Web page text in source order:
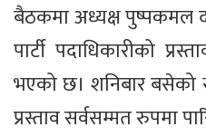
बैठकमा अध्यक्ष पुष्पकमल
पार्टी पदाधिकारीको
भएको छ। शनिबार बसेको
प्रस्ताव सर्वसम्मत रुपमा